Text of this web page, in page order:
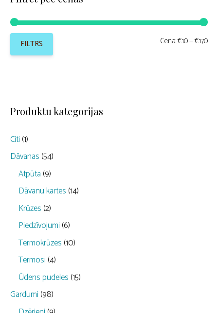
Min.
FILTRS Cena:€10—€170
Produktu kategorijas
Citi (1)
Dāvanas (54)
Atpūta (9)
Dāvanu kartes (14)
Krūzes (2)
Piedzīvojumi (6)
Termokrūzes (10)
Termosi (4)
Ūdens pudeles (15)
Gardumi (98)